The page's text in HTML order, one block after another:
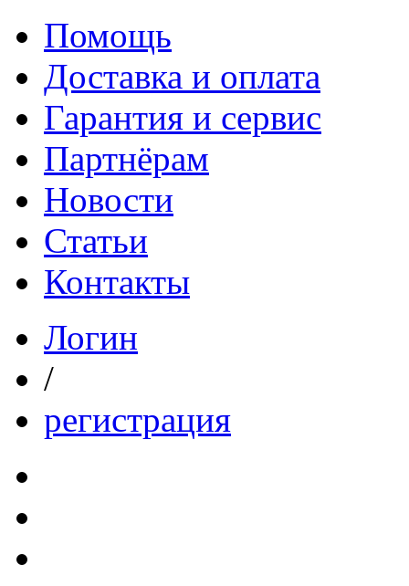
Помощь
Доставка и оплата
Гарантия и сервис
Партнёрам
Новости
Статьи
Контакты
Логин
/
регистрация